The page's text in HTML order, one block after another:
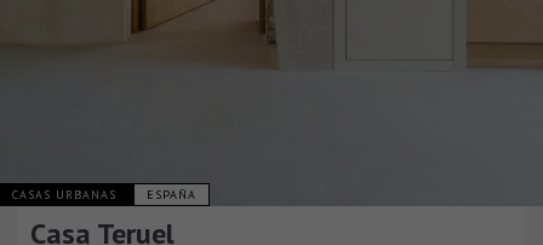
CASAS URBANAS ESPAÑA
Casa Teruel